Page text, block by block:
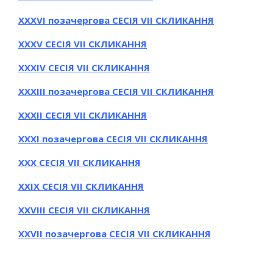
ХXХVІ позачергова СЕСІЯ VII СКЛИКАННЯ
ХXХV СЕСІЯ VII СКЛИКАННЯ
ХXХIV СЕСІЯ VII СКЛИКАННЯ
ХXХIIІ позачергова СЕСІЯ VII СКЛИКАННЯ
ХXХІІ СЕСІЯ VII СКЛИКАННЯ
ХXХІ позачергова СЕСІЯ VII СКЛИКАННЯ
ХXХ СЕСІЯ VII СКЛИКАННЯ
ХXIХ СЕСІЯ VII СКЛИКАННЯ
ХXVIII СЕСІЯ VII СКЛИКАННЯ
ХXVII позачергова СЕСІЯ VII СКЛИКАННЯ